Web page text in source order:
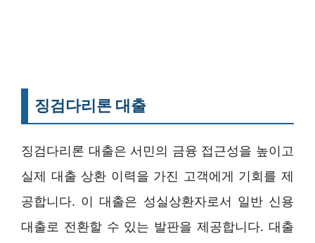
징검다리론 대출
징검다리론 대출은 서민의 금융 접근성을 높이고
실제 대출 상환 이력을 가진 고객에게 기회를 제
공합니다. 이 대출은 성실상환자로서 일반 신용
대출로 전환할 수 있는 발판을 제공합니다. 대출